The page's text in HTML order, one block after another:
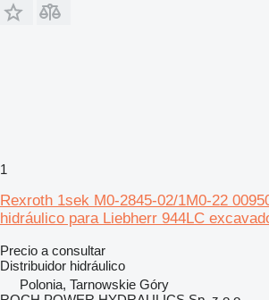
1
Rexroth 1sek M0-2845-02/1M0-22
hidráulico para Liebherr 944LC
Precio a consultar
Distribuidor hidráulico
Polonia, Tarnowskie Góry